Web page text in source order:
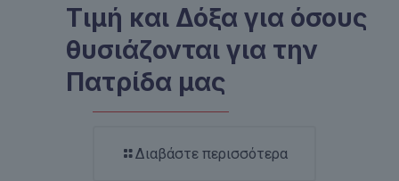
Τιμή και Δόξα για όσους
θυσιάζονται για την
Πατρίδα μας
Διαβάστε περισσότερα